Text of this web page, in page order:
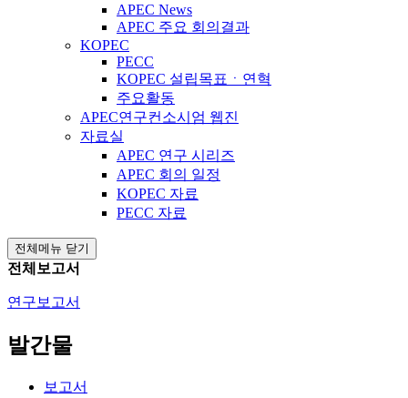
APEC News
APEC 주요 회의결과
KOPEC
PECC
KOPEC 설립목표ㆍ연혁
주요활동
APEC연구컨소시엄 웹진
자료실
APEC 연구 시리즈
APEC 회의 일정
KOPEC 자료
PECC 자료
전체메뉴 닫기
전체보고서
연구보고서
발간물
보고서